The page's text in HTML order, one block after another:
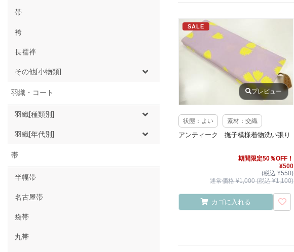
帯
袴
長襦袢
その他[小物類]
羽織・コート
羽織[種類別]
羽織[年代別]
帯
半幅帯
名古屋帯
袋帯
丸帯
SALE
プレビュー
状態：よい 素材：交織
アンティーク 撫子模様着物洗い張り
期間限定50％OFF！
¥500
(税込 ¥550)
通常価格 ¥1,000 (税込 ¥1,100)
カゴに入れる